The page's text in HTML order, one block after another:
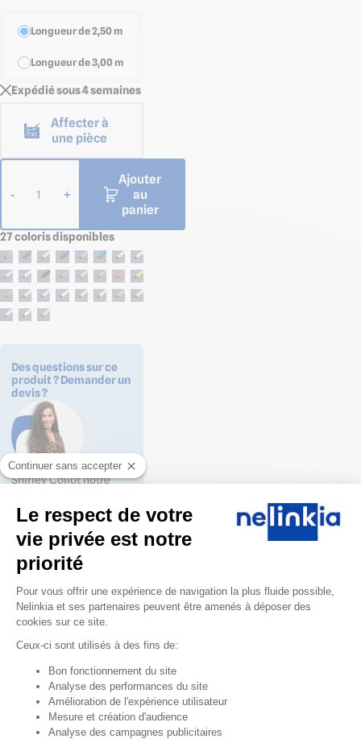
Longueur de 2,50 m
Longueur de 3,00 m
Expédié sous 4 semaines
Affecter à
une pièce
- 1 +
Ajouter
au
panier
27 coloris disponibles
Des questions sur ce
produit ? Demander un
devis ?
Shirley Collot notre
Professionnelles &
Agencement est à
votre écoute du lundi
au vendredi de 8h30 à
18h.
04 58 64 00
00
Formulaire
de contact
Professionnels ? Créez
votre compte et
Continuer sans accepter
Le respect de votre
vie privée est notre
priorité
Plateforme de Gestion du
Pour vous offrir une expérience de navigation la plus fluide possible,
Nelinkia et ses partenaires peuvent être amenés à déposer des
cookies sur ce site.
Ceux-ci sont utilisés à des fins de:
Bon fonctionnement du site
Analyse des performances du site
Amélioration de l'expérience utilisateur
Mesure et création d'audience
Analyse des campagnes publicitaires
Axeptio consent